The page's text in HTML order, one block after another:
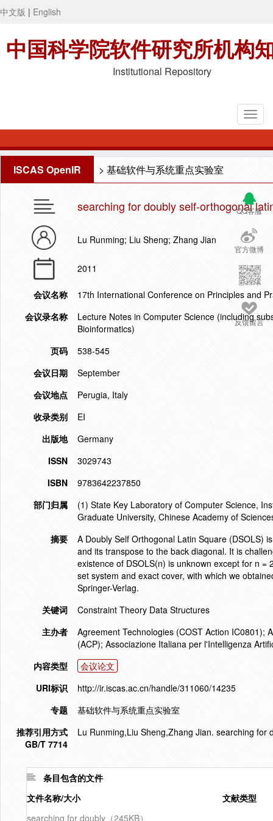
中文版 | English
中国科学院软件研究所机构
Institutional Repository
ISCAS OpenIR > 基础软件与系统重点实验室
QQ客服
官方微博
反馈留言
searching for doubly self-orthogonal
Lu Runming; Liu Sheng; Zhang Jian
2011
会议名称
17th International Conference on Principles and
会议录名称
Lecture Notes in Computer Science (including
Bioinformatics)
页码
538-545
会议日期
September
会议地点
Perugia, Italy
收录类别
EI
出版地
Germany
ISSN
3029743
ISBN
9783642237850
部门归属
(1) State Key Laboratory of Computer Science,
Graduate University, Chinese Academy of
摘要
A Doubly Self Orthogonal Latin Square (DSOLS)
and its transpose to the back diagonal. It is
existence of DSOLS(n) is unknown except for n
set system and exact cover, with which we
Springer-Verlag.
关键词
Constraint Theory Data Structures
主办者
Agreement Technologies (COST Action IC0801);
(ACP); Associazione Italiana per l'Intelligenza
内容类型
会议论文
URI标识
http://ir.iscas.ac.cn/handle/311060/14235
专题
基础软件与系统重点实验室
推荐引用方式
GB/T 7714
Lu Runming,Liu Sheng,Zhang Jian. searching
条目包含的文件
文件名称/大小
文献类型
searching for doubly（245KB）